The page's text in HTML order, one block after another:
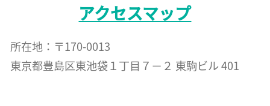
アクセスマップ
所在地：〒170-0013
東京都豊島区東池袋１丁目７−２ 東駒ビル 401